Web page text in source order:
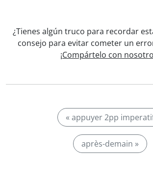
¿Tienes algún truco para recordar
consejo para evitar cometer un
¡Compártelo con
« appuyer 2pp
après-demain »